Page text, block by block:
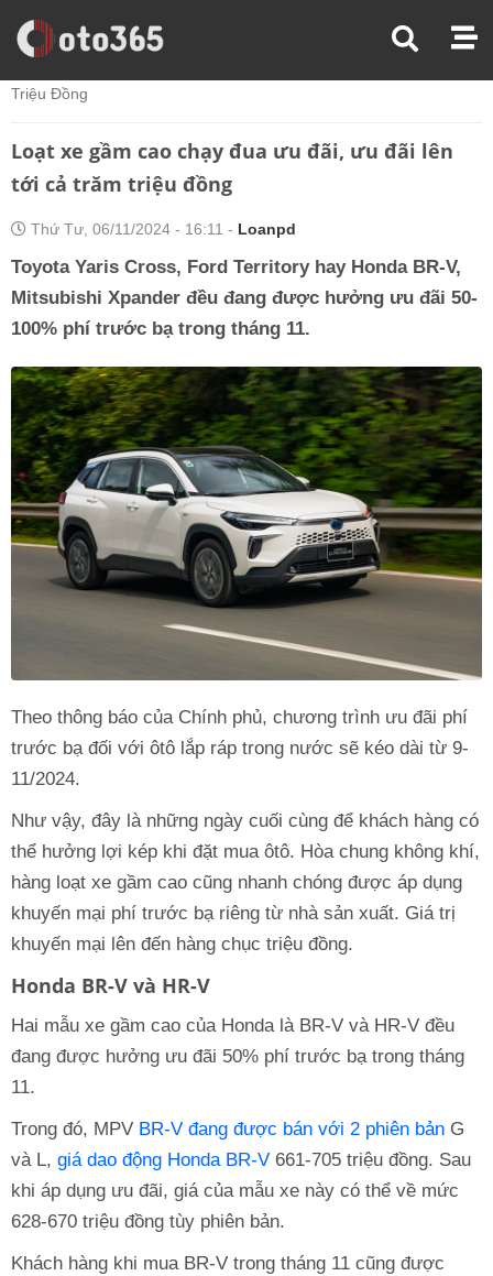
Trang Chủ
Tin Xe
Triệu Đồng
Loạt xe gầm cao chạy đua ưu đãi, ưu đãi lên
tới cả trăm triệu đồng
Thứ Tư, 06/11/2024 - 16:11 - Loanpd
Toyota Yaris Cross, Ford Territory hay Honda BR-V,
Mitsubishi Xpander đều đang được hưởng ưu đãi 50-
100% phí trước bạ trong tháng 11.
Theo thông báo của Chính phủ, chương trình ưu đãi phí
trước bạ đối với ôtô lắp ráp trong nước sẽ kéo dài từ 9-
11/2024.
Như vậy, đây là những ngày cuối cùng để khách hàng có
thể hưởng lợi kép khi đặt mua ôtô. Hòa chung không khí,
hàng loạt xe gầm cao cũng nhanh chóng được áp dụng
khuyến mại phí trước bạ riêng từ nhà sản xuất. Giá trị
khuyến mại lên đến hàng chục triệu đồng.
Honda BR-V và HR-V
Hai mẫu xe gầm cao của Honda là BR-V và HR-V đều
đang được hưởng ưu đãi 50% phí trước bạ trong tháng
11.
Trong đó, MPV BR-V đang được bán với 2 phiên bản G
và L, giá dao động Honda BR-V 661-705 triệu đồng. Sau
khi áp dụng ưu đãi, giá của mẫu xe này có thể về mức
628-670 triệu đồng tùy phiên bản.
Khách hàng khi mua BR-V trong tháng 11 cũng được